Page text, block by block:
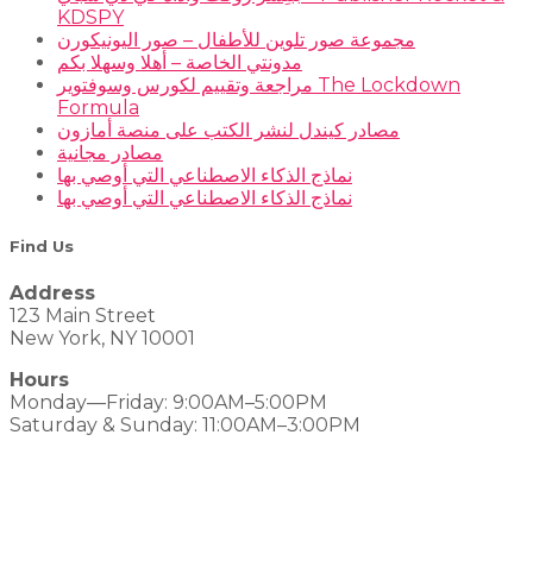
KDSPY
مجموعة صور تلوين للأطفال – صور اليونيكورن
مدونتي الخاصة – أهلا وسهلا بكم
مراجعة وتقييم لكورس وسوفتوير The Lockdown
Formula
مصادر كيندل لنشر الكتب على منصة أمازون
مصادر مجانية
نماذج الذكاء الاصطناعي التي أوصي بها
نماذج الذكاء الاصطناعي التي أوصي بها
Find Us
Address
123 Main Street
New York, NY 10001
Hours
Monday—Friday: 9:00AM–5:00PM
Saturday & Sunday: 11:00AM–3:00PM